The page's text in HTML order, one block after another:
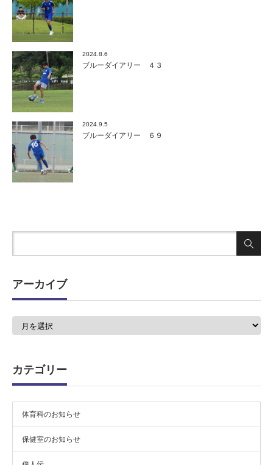
2024.8.6
ブルーダイアリー ４３
2024.9.5
ブルーダイアリー ６９
アーカイブ
ア
カテゴリー
体育科のお知らせ
保健室のお知らせ